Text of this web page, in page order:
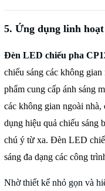
5. Ứng dụng linh hoạt
Đèn LED chiếu pha
chiếu sáng các không
phẩm cung cấp ánh sáng
các không gian ngoài
dụng hiệu quả chiếu sáng
chú ý từ xa. Đèn LED
sáng đa dạng các công
Nhờ thiết kế nhỏ gọn và